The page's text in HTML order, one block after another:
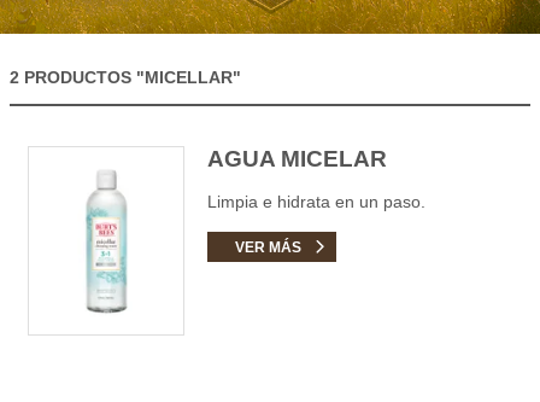
2 PRODUCTOS "MICELLAR"
AGUA MICELAR
Limpia e hidrata en un paso.
VER MÁS